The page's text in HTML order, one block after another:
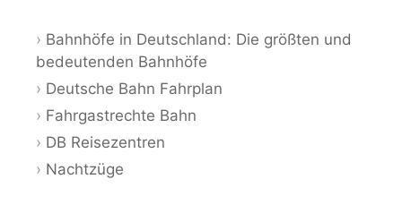
Bahnhöfe in Deutschland: Die größten und
bedeutenden Bahnhöfe
Deutsche Bahn Fahrplan
Fahrgastrechte Bahn
DB Reisezentren
Nachtzüge